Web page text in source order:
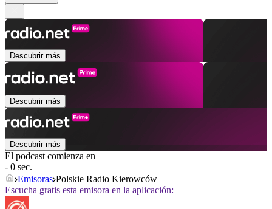
Descubrir más
Descubrir más
Descubrir más
El podcast comienza en
- 0 sec.
Emisoras Polskie Radio Kierowców
Escucha gratis esta emisora en la aplicación: